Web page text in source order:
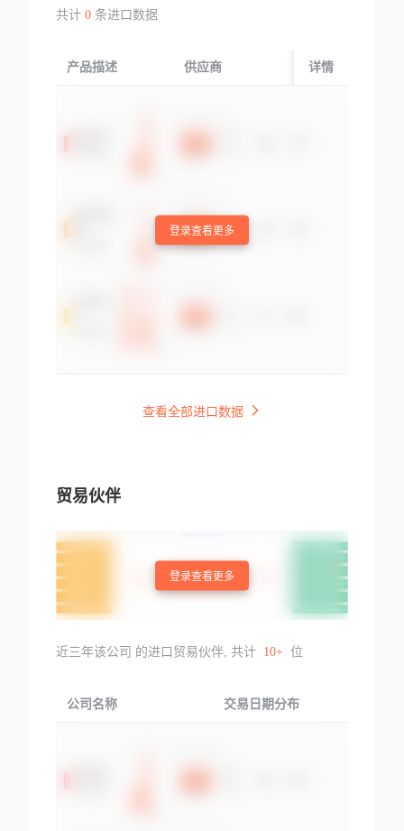
共计 0条进口数据
产品描述 供应商 起运国/地区
详情
登录查看更多
查看全部进口数据
贸易伙伴
登录查看更多
近三年该公司 的进口贸易伙伴, 共计 10+ 位
公司名称 交易日期分布